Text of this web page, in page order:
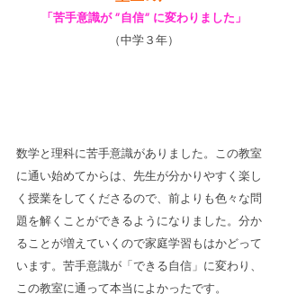
「苦手意識が ”自信” に変わりました」
（中学３年）
数学と理科に苦手意識がありました。この教室
に通い始めてからは、先生が分かりやすく楽し
く授業をしてくださるので、前よりも色々な問
題を解くことができるようになりました。分か
ることが増えていくので家庭学習もはかどって
います。苦手意識が「できる自信」に変わり、
この教室に通って本当によかったです。